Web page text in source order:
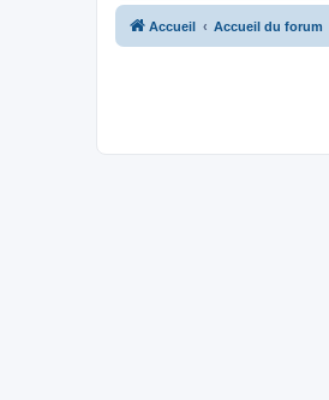
Accueil Accueil du forum